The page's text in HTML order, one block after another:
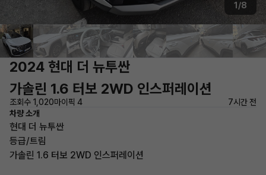
1/8
2024 현대 더 뉴투싼
가솔린 1.6 터보 2WD 인스퍼레이션
조회수 1,020마이픽 4
7시간 전
차량 소개
현대 더 뉴투싼
등급/트림
가솔린 1.6 터보 2WD 인스퍼레이션